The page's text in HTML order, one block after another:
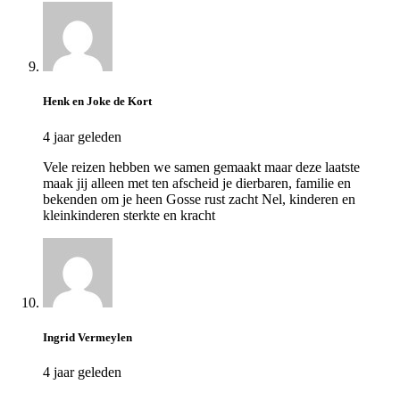
Henk en Joke de Kort
4 jaar geleden
Vele reizen hebben we samen gemaakt maar deze laatste
maak jij alleen met ten afscheid je dierbaren, familie en
bekenden om je heen Gosse rust zacht Nel, kinderen en
kleinkinderen sterkte en kracht
Ingrid Vermeylen
4 jaar geleden